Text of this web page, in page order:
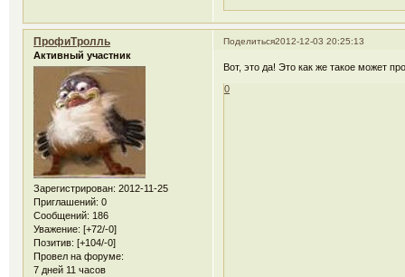
Поделиться2012-12-03 20:25:13
ПрофиТролль
Активный участник
Зарегистрирован: 2012-11-25
Приглашений: 0
Сообщений: 186
Уважение: [+72/-0]
Позитив: [+104/-0]
Провел на форуме:
7 дней 11 часов
Вот, это да! Это как же такое может
0